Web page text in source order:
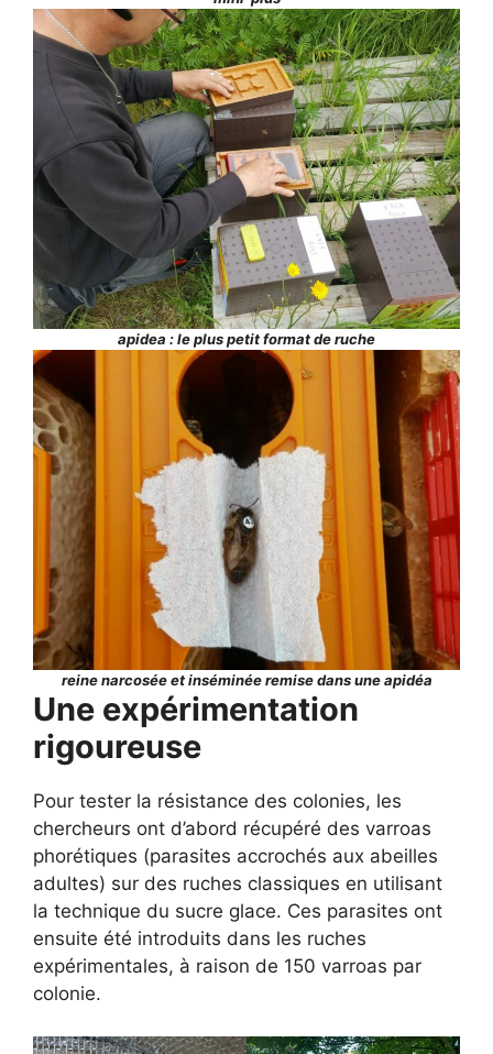
apidea : le plus petit format de ruche
reine narcosée et inséminée remise dans une apidéa
Une expérimentation
rigoureuse
Pour tester la résistance des colonies, les
chercheurs ont d’abord récupéré des varroas
phorétiques (parasites accrochés aux abeilles
adultes) sur des ruches classiques en utilisant
la technique du sucre glace. Ces parasites ont
ensuite été introduits dans les ruches
expérimentales, à raison de 150 varroas par
colonie.